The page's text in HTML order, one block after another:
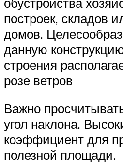
построек, складов
домов.
данную
строения
розе ветров
Важно
угол наклона.
коэффициент для
полезной площади.